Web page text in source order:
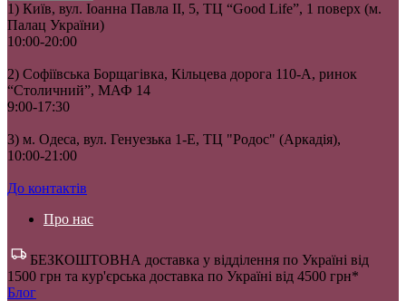
1) Київ, вул. Іоанна Павла II, 5, ТЦ “Good Life”, 1 поверх (м.
Палац України)
10:00-20:00
2) Софіївська Борщагівка, Кільцева дорога 110-А, ринок
“Столичний”, МАФ 14
9:00-17:30
3) м. Одеса, вул. Генуезька 1-Е, ТЦ "Родос" (Аркадія),
10:00-21:00
До контактів
Про нас
БЕЗКОШТОВНА доставка у відділення по Україні від
1500 грн та кур'єрська доставка по Україні від 4500 грн*
Блог